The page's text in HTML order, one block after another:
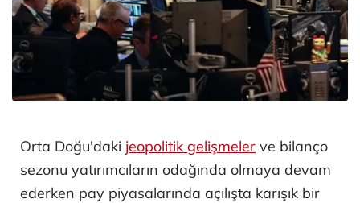
Orta Doğu'daki jeopolitik gelişmeler ve bilanço
sezonu yatırımcıların odağında olmaya devam
ederken pay piyasalarında açılışta karışık bir